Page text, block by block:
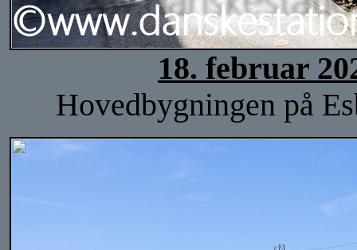
18. februar
Hovedbygningen på